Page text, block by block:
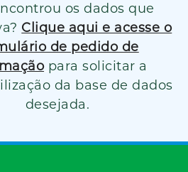
os dados que
Clique aqui e acesse o
de pedido de
para solicitar a
da base de dados
desejada.